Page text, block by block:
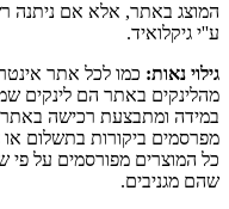
המוצג באתר, אלא אם ניתנה
ע''י גיקלואיד.
גילוי נאות: כמו לכל אתר
מהלינקים באתר הם לינקים
במידה ומתבצעת רכישה
מפרסמים ביקורות בתשלום או
כל המוצרים מפורסמים על פי
שהם מגניבים.